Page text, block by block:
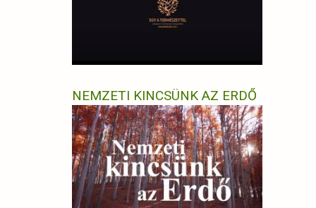
NEMZETI KINCSÜNK AZ ERDŐ